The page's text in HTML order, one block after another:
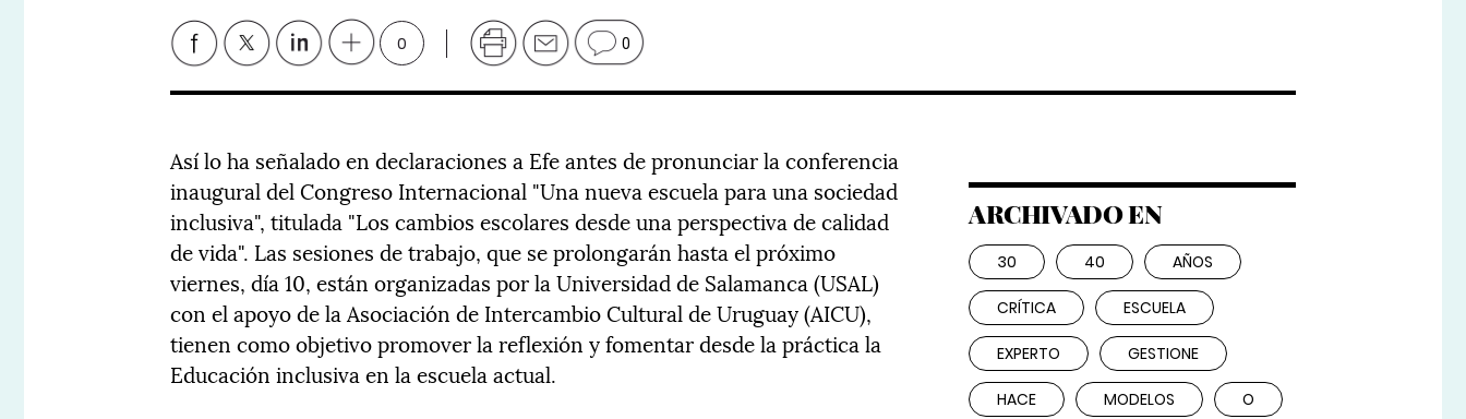
0 0
Así lo ha señalado en declaraciones a Efe antes de pronunciar la conferencia
inaugural del Congreso Internacional "Una nueva escuela para una sociedad
inclusiva", titulada "Los cambios escolares desde una perspectiva de calidad
de vida". Las sesiones de trabajo, que se prolongarán hasta el próximo
viernes, día 10, están organizadas por la Universidad de Salamanca (USAL)
con el apoyo de la Asociación de Intercambio Cultural de Uruguay (AICU),
tienen como objetivo promover la reflexión y fomentar desde la práctica la
Educación inclusiva en la escuela actual.
ARCHIVADO EN
30 40 AÑOS
CRÍTICA ESCUELA
EXPERTO GESTIONE
HACE MODELOS O